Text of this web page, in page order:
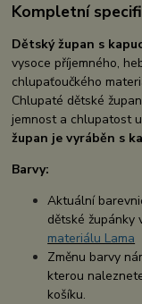
Kompletní
Dětský župan s
vysoce příjemného,
chlupaťoučkého
Chlupaté dětské
jemnost a chlupatost
župan je vyráběn s
Barvy:
Aktuální
dětské župánky
materiálu Lama
Změnu barvy
kterou
košíku.